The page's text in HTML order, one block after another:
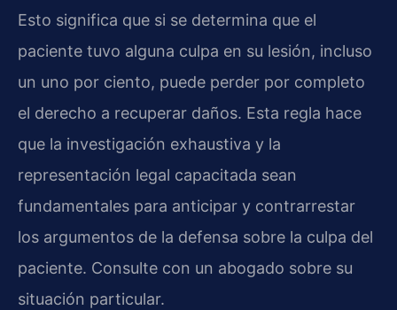
Esto significa que si se determina que el
paciente tuvo alguna culpa en su lesión, incluso
un uno por ciento, puede perder por completo
el derecho a recuperar daños. Esta regla hace
que la investigación exhaustiva y la
representación legal capacitada sean
fundamentales para anticipar y contrarrestar
los argumentos de la defensa sobre la culpa del
paciente. Consulte con un abogado sobre su
situación particular.